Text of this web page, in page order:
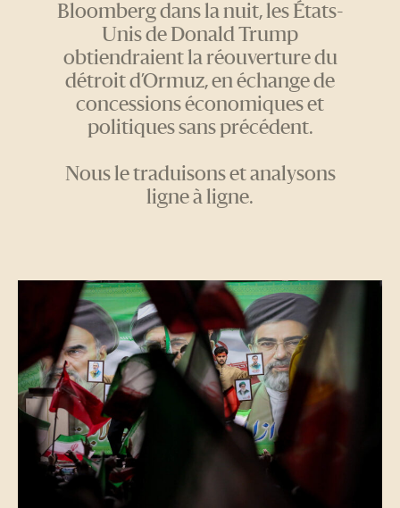
Bloomberg dans la nuit, les États-
Unis de Donald Trump
obtiendraient la réouverture du
détroit d’Ormuz, en échange de
concessions économiques et
politiques sans précédent.
Nous le traduisons et analysons
ligne à ligne.